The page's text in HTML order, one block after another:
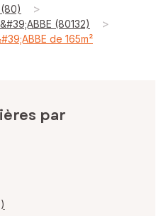
>
(80132) >
de 165m²
par